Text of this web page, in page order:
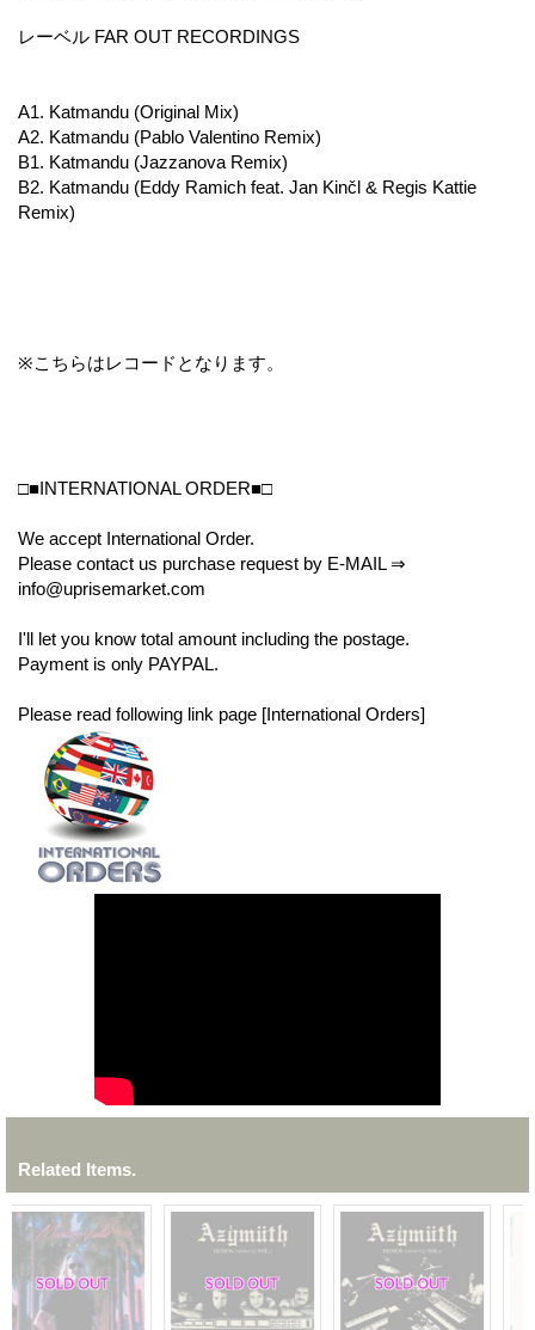
レーベル FAR OUT RECORDINGS
A1. Katmandu (Original Mix)
A2. Katmandu (Pablo Valentino Remix)
B1. Katmandu (Jazzanova Remix)
B2. Katmandu (Eddy Ramich feat. Jan Kinčl & Regis Kattie
Remix)
※こちらはレコードとなります。
□■INTERNATIONAL ORDER■□
We accept International Order.
Please contact us purchase request by E-MAIL ⇒
info@uprisemarket.com
I'll let you know total amount including the postage.
Payment is only PAYPAL.
Please read following link page [International Orders]
Related Items.